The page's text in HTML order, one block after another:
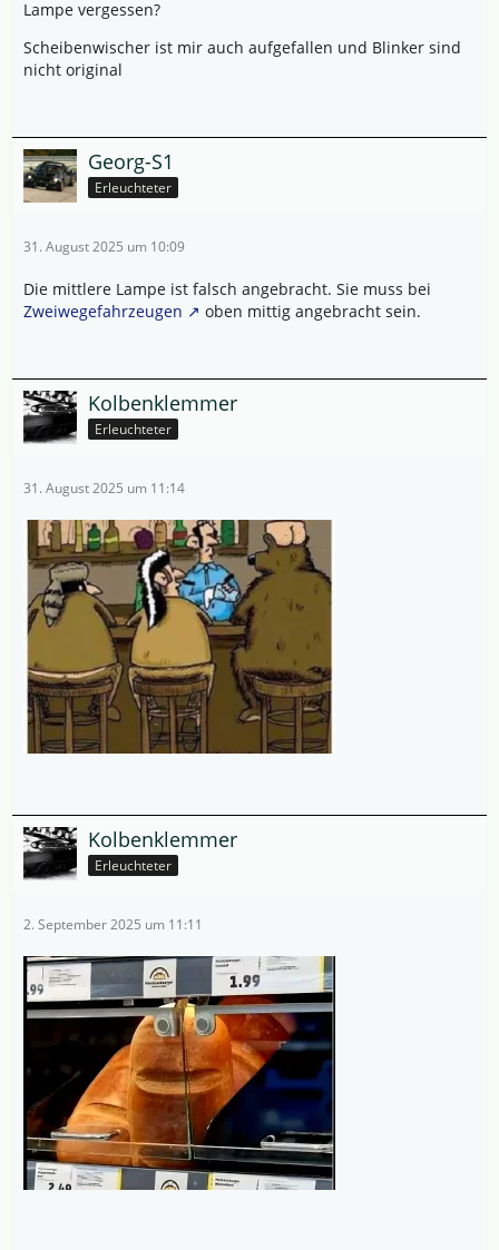
Lampe vergessen?
Scheibenwischer ist mir auch aufgefallen und Blinker sind
nicht original
Georg-S1
Erleuchteter
31. August 2025 um 10:09
Die mittlere Lampe ist falsch angebracht. Sie muss bei
Zweiwegefahrzeugen
oben mittig angebracht sein.
Kolbenklemmer
Erleuchteter
31. August 2025 um 11:14
Kolbenklemmer
Erleuchteter
2. September 2025 um 11:11